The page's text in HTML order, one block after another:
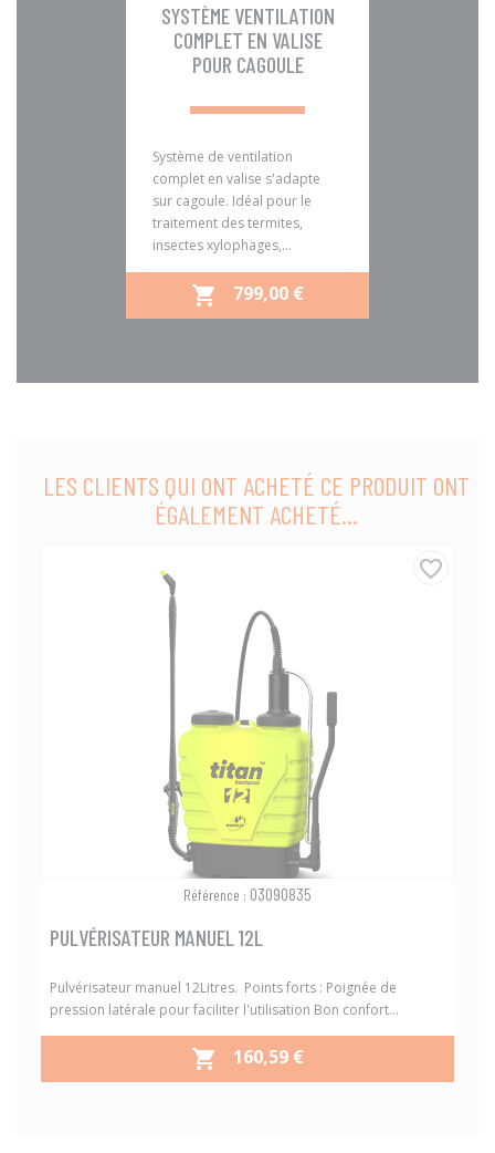
SYSTÈME VENTILATION
COMPLET EN VALISE
POUR CAGOULE
Système de ventilation
complet en valise s'adapte
sur cagoule. Idéal pour le
traitement des termites,
insectes xylophages,...
 PRIX
799,00 €
LES CLIENTS QUI ONT ACHETÉ CE PRODUIT ONT
ÉGALEMENT ACHETÉ...
Référence : 03090835
PULVÉRISATEUR MANUEL 12L
Pulvérisateur manuel 12Litres. Points forts : Poignée de
pression latérale pour faciliter l'utilisation Bon confort...
 PRIX
160,59 €
favorite_border